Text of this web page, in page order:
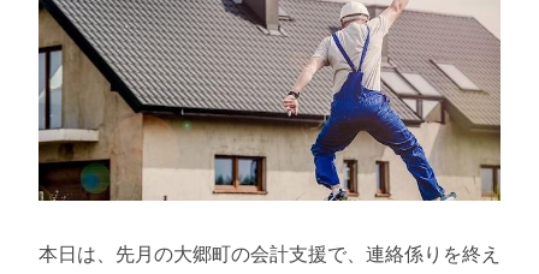
本日は、先月の大郷町の会計支援で、連絡係りを終え